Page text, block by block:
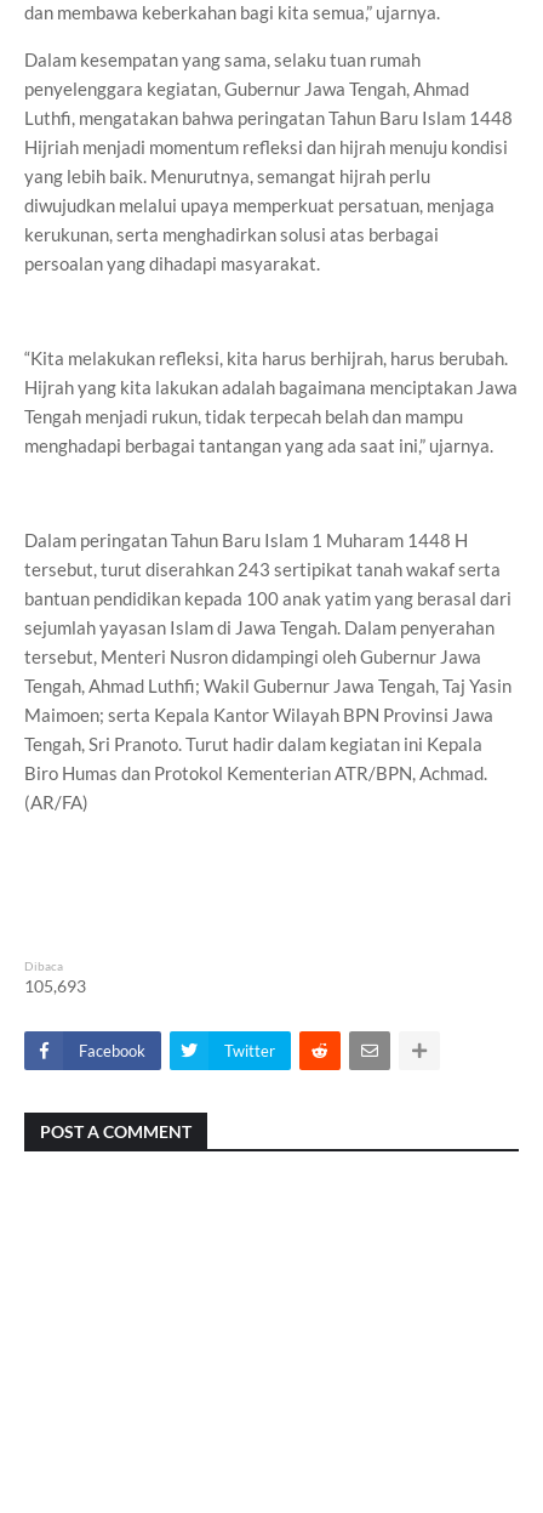
dan membawa keberkahan bagi kita semua,” ujarnya.
Dalam kesempatan yang sama, selaku tuan rumah
penyelenggara kegiatan, Gubernur Jawa Tengah, Ahmad
Luthfi, mengatakan bahwa peringatan Tahun Baru Islam 1448
Hijriah menjadi momentum refleksi dan hijrah menuju kondisi
yang lebih baik. Menurutnya, semangat hijrah perlu
diwujudkan melalui upaya memperkuat persatuan, menjaga
kerukunan, serta menghadirkan solusi atas berbagai
persoalan yang dihadapi masyarakat.
“Kita melakukan refleksi, kita harus berhijrah, harus berubah.
Hijrah yang kita lakukan adalah bagaimana menciptakan Jawa
Tengah menjadi rukun, tidak terpecah belah dan mampu
menghadapi berbagai tantangan yang ada saat ini,” ujarnya.
Dalam peringatan Tahun Baru Islam 1 Muharam 1448 H
tersebut, turut diserahkan 243 sertipikat tanah wakaf serta
bantuan pendidikan kepada 100 anak yatim yang berasal dari
sejumlah yayasan Islam di Jawa Tengah. Dalam penyerahan
tersebut, Menteri Nusron didampingi oleh Gubernur Jawa
Tengah, Ahmad Luthfi; Wakil Gubernur Jawa Tengah, Taj Yasin
Maimoen; serta Kepala Kantor Wilayah BPN Provinsi Jawa
Tengah, Sri Pranoto. Turut hadir dalam kegiatan ini Kepala
Biro Humas dan Protokol Kementerian ATR/BPN, Achmad.
(AR/FA)
Dibaca
105,693
Facebook Twitter
POST A COMMENT